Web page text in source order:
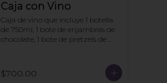
Caja con Vino
Caja de vino que incluye 1 botella
de 750ml, 1 bote de enjambres de
chocolate, 1 bote de pretzels de
con 6 días de anticipación. Mínimo
de pedido: 3 cajas
$700.00